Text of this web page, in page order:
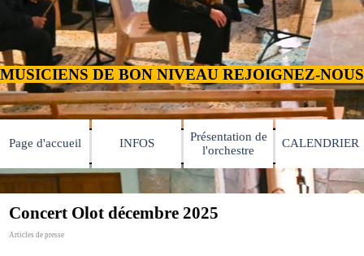
Page d'accueil INFOS ▼
Présentation de
l'orchestre
▼
CALENDRIER
Concert Olot décembre 2025
Articles de presse